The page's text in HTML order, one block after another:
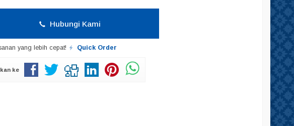
Hubungi Kami
yang lebih cepat! Quick Order
ke